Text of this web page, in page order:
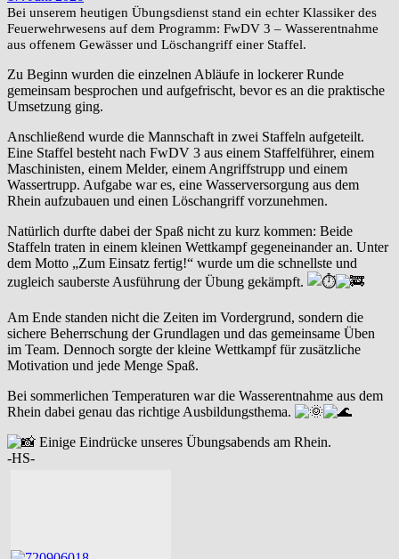
Bei unserem heutigen Übungsdienst stand ein echter Klassiker des
Feuerwehrwesens auf dem Programm: FwDV 3 – Wasserentnahme
aus offenem Gewässer und Löschangriff einer Staffel.
Zu Beginn wurden die einzelnen Abläufe in lockerer Runde
gemeinsam besprochen und aufgefrischt, bevor es an die praktische
Umsetzung ging.
Anschließend wurde die Mannschaft in zwei Staffeln aufgeteilt.
Eine Staffel besteht nach FwDV 3 aus einem Staffelführer, einem
Maschinisten, einem Melder, einem Angriffstrupp und einem
Wassertrupp. Aufgabe war es, eine Wasserversorgung aus dem
Rhein aufzubauen und einen Löschangriff vorzunehmen.
Natürlich durfte dabei der Spaß nicht zu kurz kommen: Beide
Staffeln traten in einem kleinen Wettkampf gegeneinander an. Unter
dem Motto „Zum Einsatz fertig!“ wurde um die schnellste und
zugleich sauberste Ausführung der Übung gekämpft.
Am Ende standen nicht die Zeiten im Vordergrund, sondern die
sichere Beherrschung der Grundlagen und das gemeinsame Üben
im Team. Dennoch sorgte der kleine Wettkampf für zusätzliche
Motivation und jede Menge Spaß.
Bei sommerlichen Temperaturen war die Wasserentnahme aus dem
Rhein dabei genau das richtige Ausbildungsthema.
Einige Eindrücke unseres Übungsabends am Rhein.
-HS-